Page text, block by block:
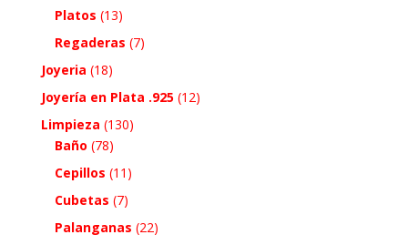
Platos (13)
Regaderas (7)
Joyeria (18)
Joyería en Plata .925 (12)
Limpieza (130)
Baño (78)
Cepillos (11)
Cubetas (7)
Palanganas (22)